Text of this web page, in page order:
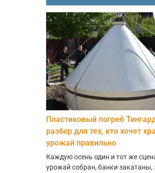
Пластиковый погреб
разбор для тех, кто хочет
урожай правильно
Каждую осень один и тот же
урожай собран, банки закатаны,